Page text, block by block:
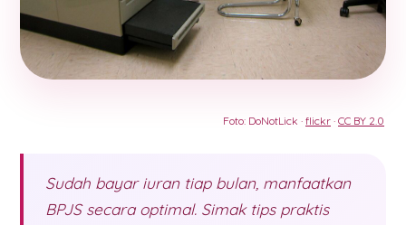
Foto: DoNotLick · flickr · CC BY 2.0
Sudah bayar iuran tiap bulan, manfaatkan
BPJS secara optimal. Simak tips praktis